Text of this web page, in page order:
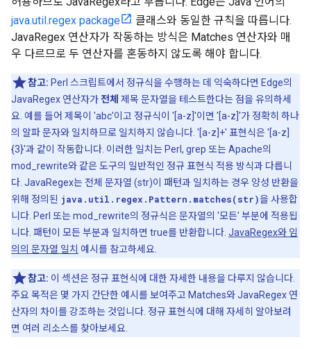
java.util.regex package
클래스와 동일한 규칙을 따릅니다.
JavaRegex 연산자가 작동하는 방식은 Matches 연산자와 매
우 다르므로 두 연산자를 혼동하지 않도록 해야 합니다.
참고: Perl 스크립트에서 정규식을 수행하는 데 익숙하다면 Edge의
JavaRegex 연산자가전체 제목 문자열을 테스트한다는 점을 유의하세
요. 예를 들어 제목이 'abc'이고 정규식이 '[a-z]'이면 '[a-z]'가 정확히 하나
의 알파 문자와 일치하므로 일치하지 않습니다. '[a-z]+' 표현식은 '[a-z]
{3}'과 같이 작동합니다. 이러한 일치는 Perl, grep 또는 Apache의
mod_rewrite와 같은 도구의 일반적인 정규 표현식 적용 방식과 다릅니
다. JavaRegex는 전체 문자열 (str)이 패턴과 일치하는 경우 양성 반환을
위해 정의된 java.util.regex.Pattern.matches(str)을 사용합
니다. Perl 또는 mod_rewrite의 정규식은 문자열의 '모든' 부분에 적용됩
니다. 패턴이 모든 부분과 일치하면 true를 반환합니다. JavaRegex와 임
의의 문자열 일치 예시를 참고하세요.
참고: 이 섹션은 정규 표현식에 대한 자세한 내용을 다루지 않습니다.
주요 목적은 몇 가지 간단한 예시를 보여주고 Matches와 JavaRegex 연
산자의 차이를 강조하는 것입니다. 정규 표현식에 대해 자세히 알아보려
면 여러 리소스를 찾아보세요.